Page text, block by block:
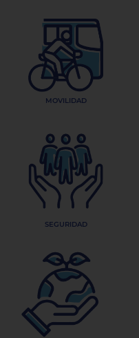
MOVILIDAD
SEGURIDAD